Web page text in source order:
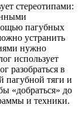
стереотипами:
пагубных
устранить
нужно
использует
разобраться в
пагубной тяги и
«добраться» до
и техники.